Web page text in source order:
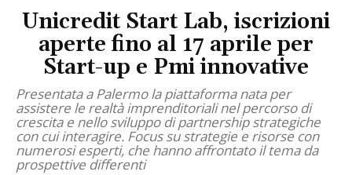
Unicredit Start Lab, iscrizioni
aperte fino al 17 aprile per
Start-up e Pmi innovative
Presentata a Palermo la piattaforma nata per
assistere le realtà imprenditoriali nel percorso di
crescita e nello sviluppo di partnership strategiche
con cui interagire. Focus su strategie e risorse con
numerosi esperti, che hanno affrontato il tema da
prospettive differenti